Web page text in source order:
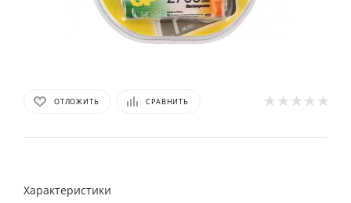
ОТЛОЖИТЬ СРАВНИТЬ
Характеристики